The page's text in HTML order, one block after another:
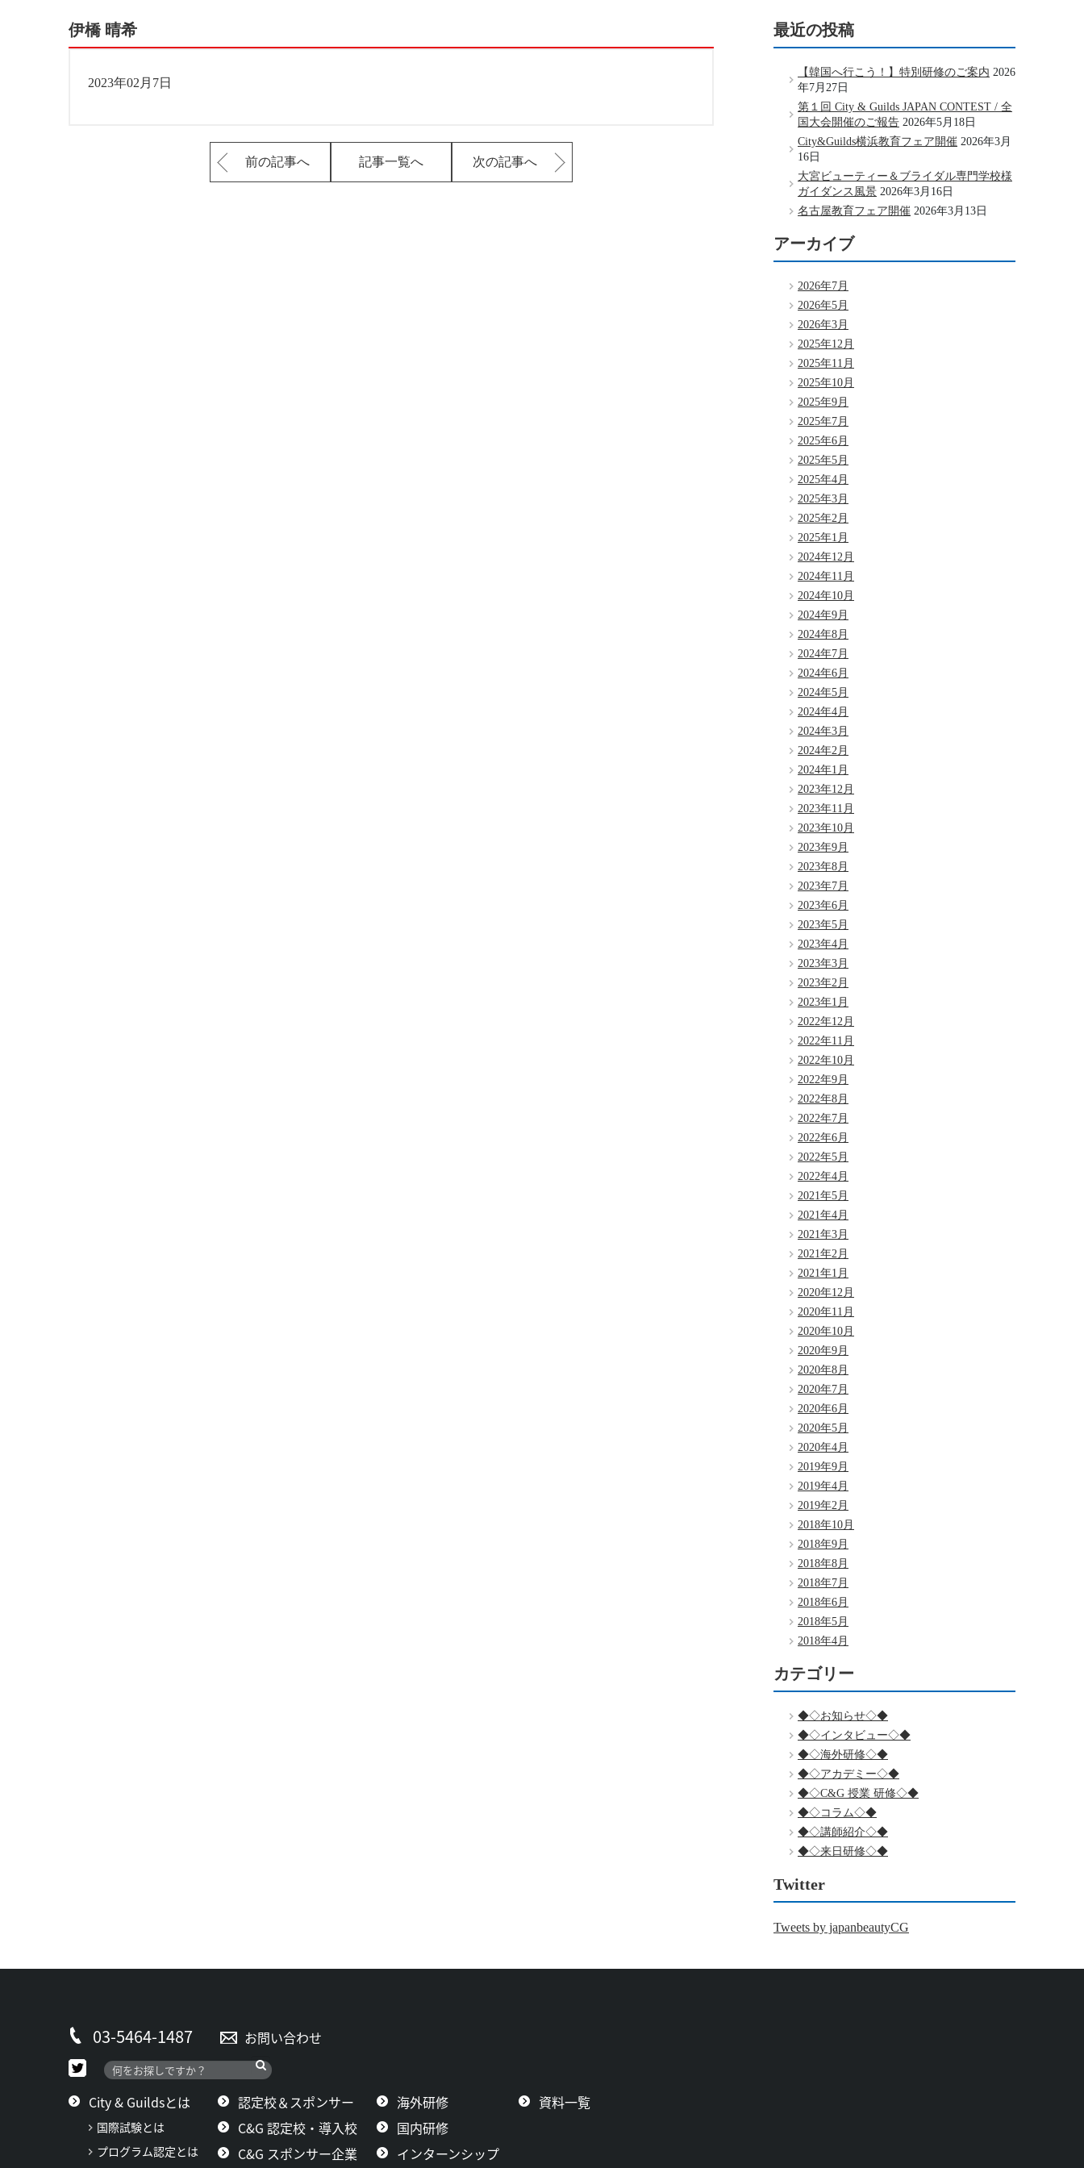
伊橋 晴希
2023年02月7日
前の記事へ 記事一覧へ 次の記事へ
最近の投稿
【韓国へ行こう！】特別研修のご案内 2026
年7月27日
第１回 City & Guilds JAPAN CONTEST / 全
国大会開催のご報告 2026年5月18日
City&Guilds横浜教育フェア開催 2026年3月
16日
大宮ビューティー＆ブライダル専門学校様
ガイダンス風景 2026年3月16日
名古屋教育フェア開催 2026年3月13日
アーカイブ
2026年7月
2026年5月
2026年3月
2025年12月
2025年11月
2025年10月
2025年9月
2025年7月
2025年6月
2025年5月
2025年4月
2025年3月
2025年2月
2025年1月
2024年12月
2024年11月
2024年10月
2024年9月
2024年8月
2024年7月
2024年6月
2024年5月
2024年4月
2024年3月
2024年2月
2024年1月
2023年12月
2023年11月
2023年10月
2023年9月
2023年8月
2023年7月
2023年6月
2023年5月
2023年4月
2023年3月
2023年2月
2023年1月
2022年12月
2022年11月
2022年10月
2022年9月
2022年8月
2022年7月
2022年6月
2022年5月
2022年4月
2021年5月
2021年4月
2021年3月
2021年2月
2021年1月
2020年12月
2020年11月
2020年10月
2020年9月
2020年8月
2020年7月
2020年6月
2020年5月
2020年4月
2019年9月
2019年4月
2019年2月
2018年10月
2018年9月
2018年8月
2018年7月
2018年6月
2018年5月
2018年4月
カテゴリー
◆◇お知らせ◇◆
◆◇インタビュー◇◆
◆◇海外研修◇◆
◆◇アカデミー◇◆
◆◇C&G 授業 研修◇◆
◆◇コラム◇◆
◆◇講師紹介◇◆
◆◇来日研修◇◆
Twitter
Tweets by japanbeautyCG
03-5464-1487 お問い合わせ
City & Guildsとは
国際試験とは
プログラム認定とは
認定校＆スポンサー
C&G 認定校・導入校
C&G スポンサー企業
海外研修
国内研修
インターンシップ
資料一覧